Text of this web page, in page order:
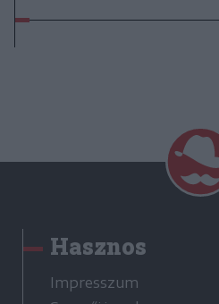
Hasznos
Impresszum